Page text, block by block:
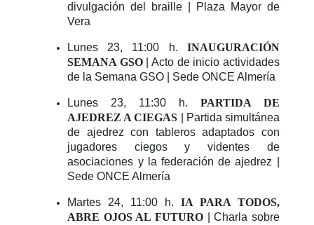
divulgación del braille | Plaza Mayor de
Vera
Lunes 23, 11:00 h. INAUGURACIÓN
SEMANA GSO
| Acto de inicio actividades
de la Semana GSO | Sede ONCE Almería
Lunes 23, 11:30 h. PARTIDA DE
AJEDREZ A CIEGAS
| Partida simultánea
de ajedrez con tableros adaptados con
jugadores ciegos y videntes de
asociaciones y la federación de ajedrez |
Sede ONCE Almería
Martes 24, 11:00 h. IA PARA TODOS,
ABRE OJOS AL FUTURO
| Charla sobre